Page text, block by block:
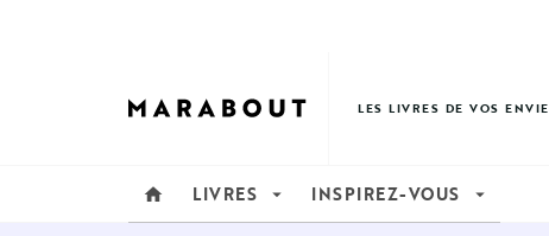
LES LIVRES DE VOS
home LIVRES arrow_drop_down INSPIREZ-VOUS arrow_drop_down